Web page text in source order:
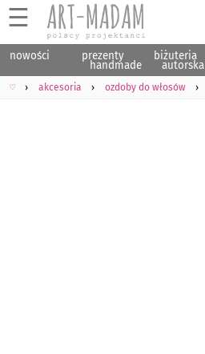
☰
nowości prezenty
handmade
biżuteria
autorska
♡ akcesoria ozdoby do włosów